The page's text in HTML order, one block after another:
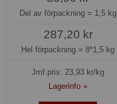
Del av förpackning = 1,5 kg
287,20 kr
Hel förpackning = 8*1,5 kg
Jmf.pris: 23,93 kr/kg
Lagerinfo »